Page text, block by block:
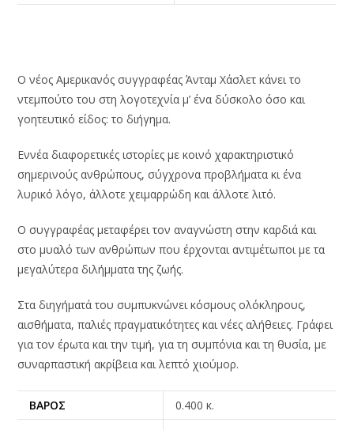
Ο νέος Αμερικανός συγγραφέας Άνταμ Χάσλετ κάνει το
ντεμπούτο του στη λογοτεχνία μ’ ένα δύσκολο όσο και
γοητευτικό είδος: το διήγημα.
Εννέα διαφορετικές ιστορίες με κοινό χαρακτηριστικό
σημερινούς ανθρώπους, σύγχρονα προβλήματα κι ένα
λυρικό λόγο, άλλοτε χειμαρρώδη και άλλοτε λιτό.
Ο συγγραφέας μεταφέρει τον αναγνώστη στην καρδιά και
στο μυαλό των ανθρώπων που έρχονται αντιμέτωποι με τα
μεγαλύτερα διλήμματα της ζωής.
Στα διηγήματά του συμπυκνώνει κόσμους ολόκληρους,
αισθήματα, παλιές πραγματικότητες και νέες αλήθειες. Γράφει
για τον έρωτα και την τιμή, για τη συμπόνια και τη θυσία, με
συναρπαστική ακρίβεια και λεπτό χιούμορ.
ΒΆΡΟΣ
0.400 κ.